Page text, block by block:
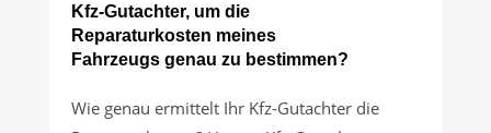
Kfz-Gutachter, um die
Reparaturkosten meines
Fahrzeugs genau zu bestimmen?
Wie genau ermittelt Ihr Kfz-Gutachter die